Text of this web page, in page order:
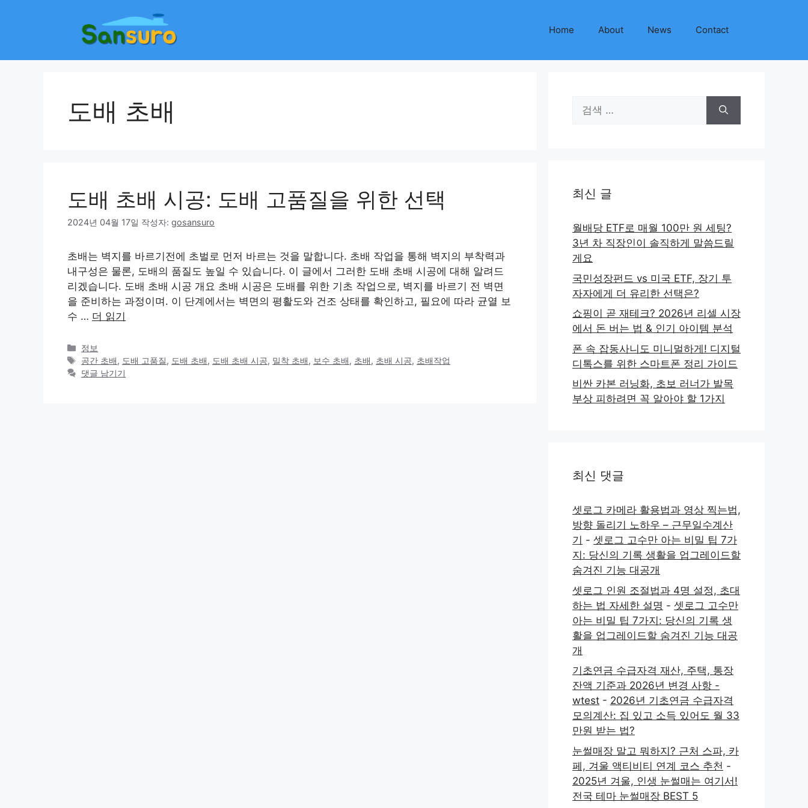
Home About News Contact
도배 초배
도배 초배 시공: 도배 고품질을 위한 선택
2024년 04월 17일 작성자: gosansuro
초배는 벽지를 바르기전에 초벌로 먼저 바르는 것을 말합니다. 초배 작업을 통해 벽지의 부착력과
내구성은 물론, 도배의 품질도 높일 수 있습니다. 이 글에서 그러한 도배 초배 시공에 대해 알려드
리겠습니다. 도배 초배 시공 개요 초배 시공은 도배를 위한 기초 작업으로, 벽지를 바르기 전 벽면
을 준비하는 과정이며. 이 단계에서는 벽면의 평활도와 건조 상태를 확인하고, 필요에 따라 균열 보
수 … 더 읽기
카
테
고
정보
태
그
공간 초배, 도배 고품질, 도배 초배, 도배 초배 시공, 밀착 초배, 보수 초배, 초배, 초배 시공, 초배작업
댓글 남기기
색:
최신 글
월배당 ETF로 매월 100만 원 세팅?
3년 차 직장인이 솔직하게 말씀드릴
게요
국민성장펀드 vs 미국 ETF, 장기 투
자자에게 더 유리한 선택은?
쇼핑이 곧 재테크? 2026년 리셀 시장
에서 돈 버는 법 & 인기 아이템 분석
폰 속 잡동사니도 미니멀하게! 디지털
디톡스를 위한 스마트폰 정리 가이드
비싼 카본 러닝화, 초보 러너가 발목
부상 피하려면 꼭 알아야 할 1가지
최신 댓글
셋로그 카메라 활용법과 영상 찍는법,
방향 돌리기 노하우 – 근무일수계산
기 - 셋로그 고수만 아는 비밀 팁 7가
지: 당신의 기록 생활을 업그레이드할
숨겨진 기능 대공개
셋로그 인원 조절법과 4명 설정, 초대
하는 법 자세한 설명 - 셋로그 고수만
아는 비밀 팁 7가지: 당신의 기록 생
활을 업그레이드할 숨겨진 기능 대공
개
기초연금 수급자격 재산, 주택, 통장
잔액 기준과 2026년 변경 사항 -
wtest - 2026년 기초연금 수급자격
모의계산: 집 있고 소득 있어도 월 33
만원 받는 법?
눈썰매장 말고 뭐하지? 근처 스파, 카
페, 겨울 액티비티 연계 코스 추천 -
2025년 겨울, 인생 눈썰매는 여기서!
전국 테마 눈썰매장 BEST 5